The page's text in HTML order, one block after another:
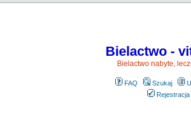
Bielactwo -
Bielactwo nabyte,
FAQ Szukaj
Rejestracja